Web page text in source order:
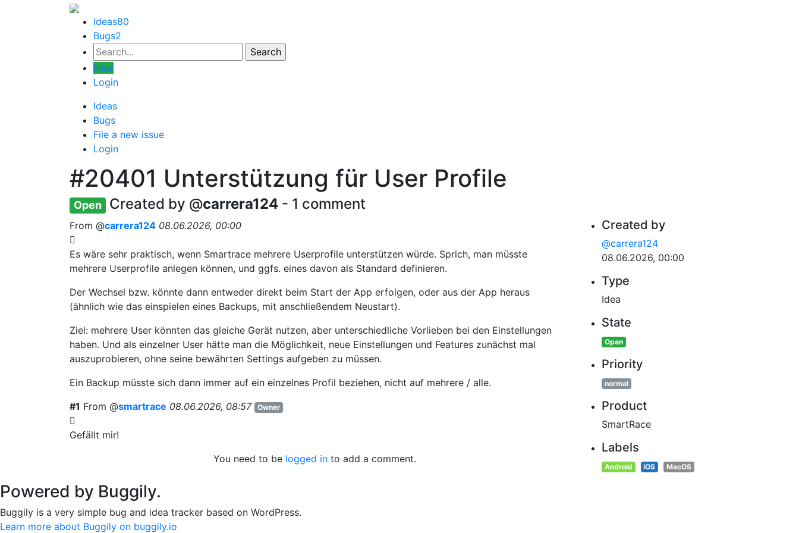
Ideas80
Bugs2
New
Login
Ideas
Bugs
File a new issue
Login
#20401 Unterstützung für User Profile
Open Created by @carrera124 - 1 comment
From @carrera124 08.06.2026, 00:00
Es wäre sehr praktisch, wenn Smartrace mehrere Userprofile unterstützen würde. Sprich, man müsste
mehrere Userprofile anlegen können, und ggfs. eines davon als Standard definieren.
Der Wechsel bzw. könnte dann entweder direkt beim Start der App erfolgen, oder aus der App heraus
(ähnlich wie das einspielen eines Backups, mit anschließendem Neustart).
Ziel: mehrere User könnten das gleiche Gerät nutzen, aber unterschiedliche Vorlieben bei den Einstellungen
haben. Und als einzelner User hätte man die Möglichkeit, neue Einstellungen und Features zunächst mal
auszuprobieren, ohne seine bewährten Settings aufgeben zu müssen.
Ein Backup müsste sich dann immer auf ein einzelnes Profil beziehen, nicht auf mehrere / alle.
#1 From @smartrace 08.06.2026, 08:57 Owner
Gefällt mir!
You need to be logged in to add a comment.
Created by
@carrera124
08.06.2026, 00:00
Type
Idea
State
Open
Priority
normal
Product
SmartRace
Labels
Android iOS MacOS
Powered by Buggily.
Buggily is a very simple bug and idea tracker based on WordPress.
Learn more about Buggily on buggily.io